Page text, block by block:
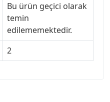
Bu ürün geçici olarak
temin
edilememektedir.
2